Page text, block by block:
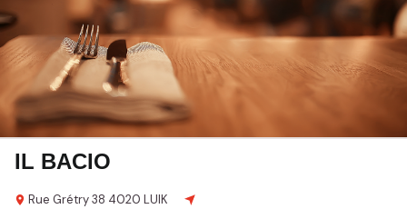
IL BACIO
Rue Grétry38 4020 LUIK